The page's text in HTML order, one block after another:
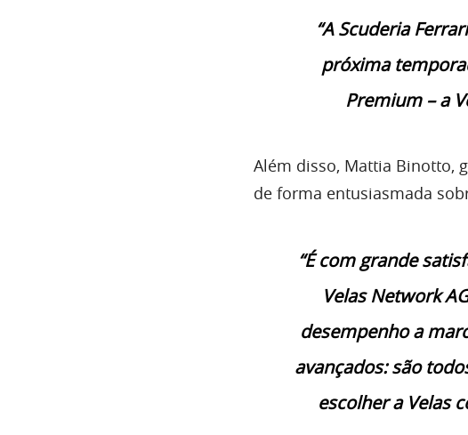
“A Scuderia
próxima
Premium – a
Além disso, Mattia Binotto,
de forma entusiasmada
“É com grande
Velas Network
desempenho a
avançados: são
escolher a Velas